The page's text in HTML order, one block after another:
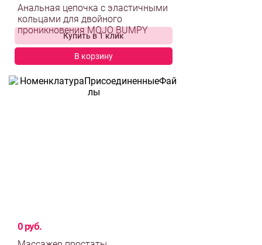
Купить в 1 клик
В корзину
выбрать и сравнить
0 руб.